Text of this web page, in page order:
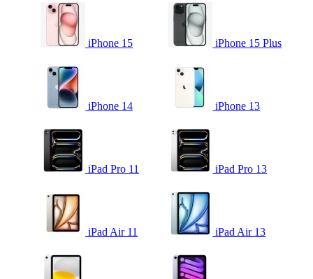
iPhone 15 iPhone 15 Plus
iPhone 14 iPhone 13
iPad Pro 11 iPad Pro 13
iPad Air 11 iPad Air 13